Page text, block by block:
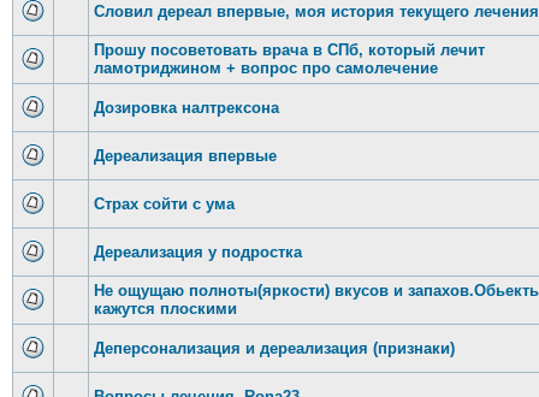
Словил дереал впервые, моя история текущего
Прошу посоветовать врача в СПб, который лечит
ламотриджином + вопрос про самолечение
Дозировка налтрексона
Дереализация впервые
Страх сойти с ума
Дереализация у подростка
Не ощущаю полноты(яркости) вкусов и
кажутся плоскими
Деперсонализация и дереализация (признаки)